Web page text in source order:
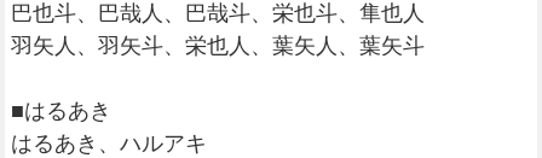
巴也斗、巴哉人、巴哉斗、栄也斗、隼也人
羽矢人、羽矢斗、栄也人、葉矢人、葉矢斗
■はるあき
はるあき、ハルアキ